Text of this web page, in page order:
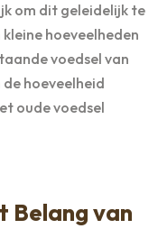
om dit geleidelijk te
hoeveelheden
voedsel van
hoeveelheid
oude voedsel
Belang van